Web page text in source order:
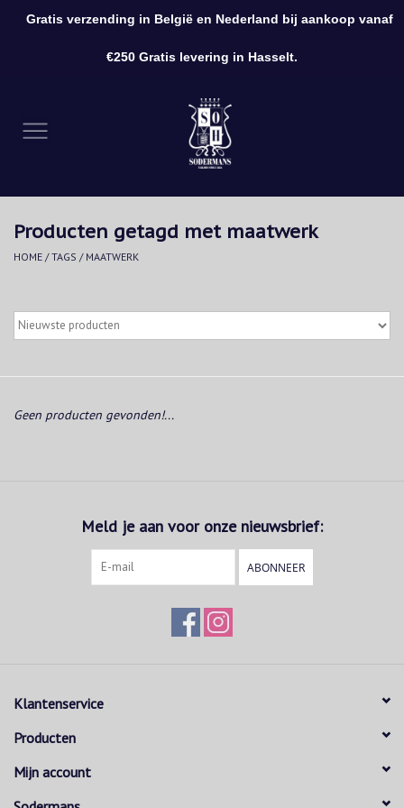
Kleding
Accessoires
Producten getagd met maatwerk
HOME /TAGS / MAATWERK
Geen producten gevonden!...
Meld je aan voor onze nieuwsbrief:
ABONNEER
Klantenservice
Producten
Mijn account
Gratis verzending in België en Nederland bij aankoop vanaf
€250 Gratis levering in Hasselt.